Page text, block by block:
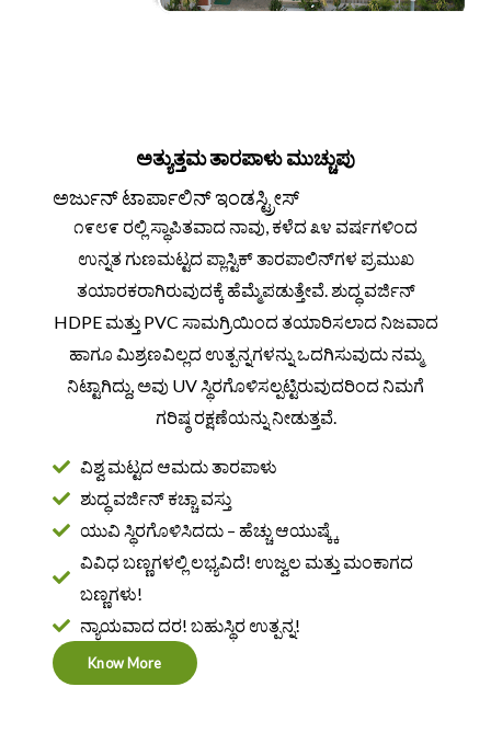
ಅತ್ಯುತ್ತಮ ತಾರಪಾಳು ಮುಚ್ಚುಪು
ಅರ್ಜುನ್ ಟಾರ್ಪಾಲಿನ್ ಇಂಡಸ್ಟ್ರೀಸ್
೧೯೮೯ ರಲ್ಲಿ ಸ್ಥಾಪಿತವಾದ ನಾವು, ಕಳೆದ ೩೪ ವರ್ಷಗಳಿಂದ
ಉನ್ನತ ಗುಣಮಟ್ಟದ ಪ್ಲಾಸ್ಟಿಕ್ ತಾರಪಾಲಿನ್‌ಗಳ ಪ್ರಮುಖ
ತಯಾರಕರಾಗಿರುವುದಕ್ಕೆ ಹೆಮ್ಮೆಪಡುತ್ತೇವೆ. ಶುದ್ಧ ವರ್ಜಿನ್
HDPE ಮತ್ತು PVC ಸಾಮಗ್ರಿಯಿಂದ ತಯಾರಿಸಲಾದ ನಿಜವಾದ
ಹಾಗೂ ಮಿಶ್ರಣವಿಲ್ಲದ ಉತ್ಪನ್ನಗಳನ್ನು ಒದಗಿಸುವುದು ನಮ್ಮ
ನಿಟ್ಟಾಗಿದ್ದು, ಅವು UV ಸ್ಥಿರಗೊಳಿಸಲ್ಪಟ್ಟಿರುವುದರಿಂದ ನಿಮಗೆ
ಗರಿಷ್ಠ ರಕ್ಷಣೆಯನ್ನು ನೀಡುತ್ತವೆ.
ವಿಶ್ವ ಮಟ್ಟದ ಆಮದು ತಾರಪಾಳು
ಶುದ್ಧ ವರ್ಜಿನ್ ಕಚ್ಚಾ ವಸ್ತು
ಯುವಿ ಸ್ಥಿರಗೊಳಿಸಿದದು – ಹೆಚ್ಚು ಆಯುಷ್ಕ್ಕೆ
ವಿವಿಧ ಬಣ್ಣಗಳಲ್ಲಿ ಲಭ್ಯವಿದೆ! ಉಜ್ವಲ ಮತ್ತು ಮಂಕಾಗದ
ಬಣ್ಣಗಳು!
ನ್ಯಾಯವಾದ ದರ! ಬಹುಸ್ಥಿರ ಉತ್ಪನ್ನ!
Know More